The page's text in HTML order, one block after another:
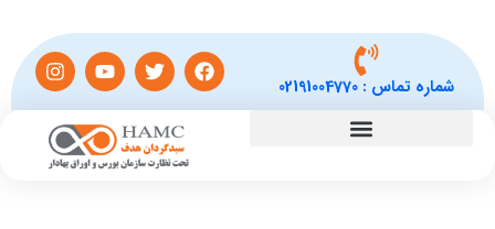
شماره تماس :02191004770